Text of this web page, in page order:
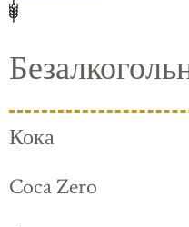
Кока
Coca Zero